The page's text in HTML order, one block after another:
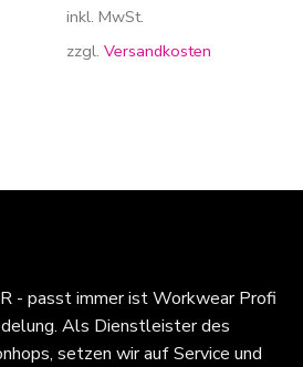
inkl. MwSt.
zzgl. Versandkosten
- passt immerist Workwear Profi
Als Dienstleister des
setzen wir auf Service und